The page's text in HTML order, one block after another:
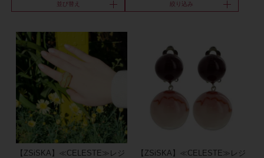
並び替え 絞り込み
【ZSiSKA】≪CELESTE≫レジ
【ZSiSKA】≪CELESTE≫レジ